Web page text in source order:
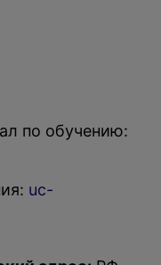
по обучению:
uc-